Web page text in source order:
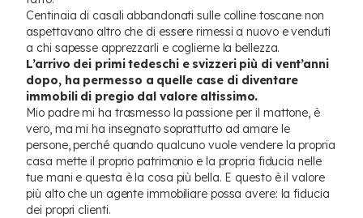
Centinaia di casali abbandonati sulle colline toscane non
aspettavano altro che di essere rimessi a nuovo e venduti
a chi sapesse apprezzarli e coglierne la bellezza.
L’arrivo dei primi tedeschi e svizzeri più di vent’anni
dopo, ha permesso a quelle case di diventare
immobili di pregio dal valore altissimo.
Mio padre mi ha trasmesso la passione per il mattone, è
vero, ma mi ha insegnato soprattutto ad amare le
persone, perché quando qualcuno vuole vendere la propria
casa mette il proprio patrimonio e la propria fiducia nelle
tue mani e questa è la cosa più bella. E questo è il valore
più alto che un agente immobiliare possa avere: la fiducia
dei propri clienti.